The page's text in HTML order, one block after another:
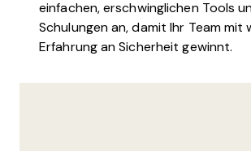
einfachen, erschwinglichen Tools
Schulungen an, damit Ihr Team mit
Erfahrung an Sicherheit gewinnt.